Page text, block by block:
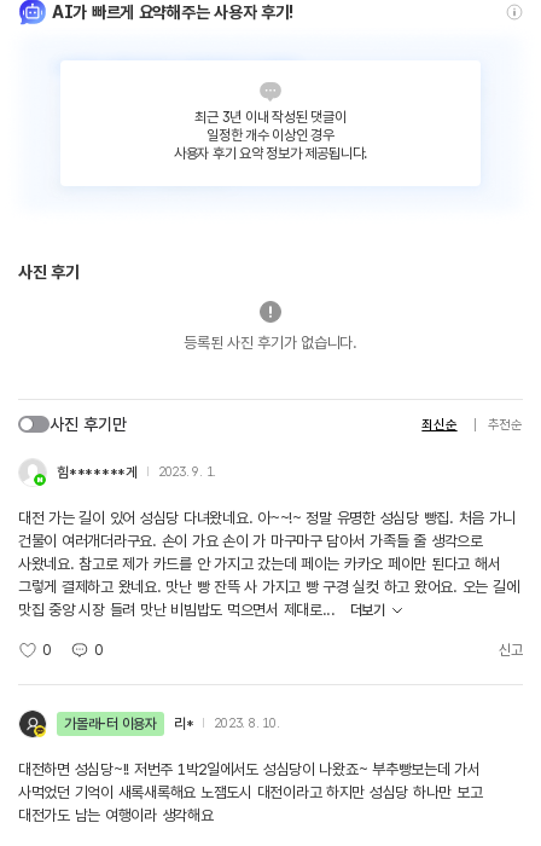
AI가 빠르게 요약해주는 사용자 후기!
최근 3년 이내 작성된 댓글이
일정한 개수 이상인 경우
사용자 후기 요약 정보가 제공됩니다.
사진 후기
등록된 사진 후기가 없습니다.
사진 후기만 최신순 추천순
힘*******게 2023. 9. 1.
대전 가는 길이 있어 성심당 다녀왔네요. 아~~!~ 정말 유명한 성심당 빵집. 처음 가니
건물이 여러개더라구요. 손이 가요 손이 가 마구마구 담아서 가족들 줄 생각으로
사왔네요. 참고로 제가 카드를 안 가지고 갔는데 페이는 카카오 페이만 된다고 해서
그렇게 결제하고 왔네요. 맛난 빵 잔뜩 사 가지고 빵 구경 실컷 하고 왔어요. 오는 길에
맛집 중앙 시장 들려 맛난 비빔밥도 먹으면서 제대로...
더보기
0 0 신고
가볼래-터 이용자 리* 2023. 8. 10.
대전하면 성심당~!! 저번주 1박2일에서도 성심당이 나왔죠~ 부추빵보는데 가서
사먹었던 기억이 새록새록해요 노잼도시 대전이라고 하지만 성심당 하나만 보고
대전가도 남는 여행이라 생각해요